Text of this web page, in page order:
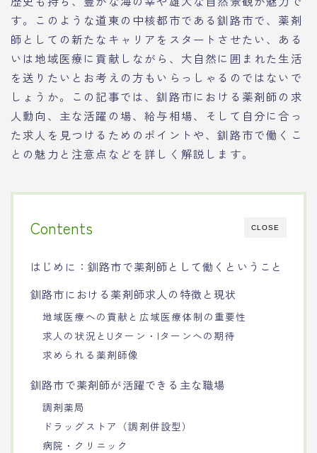
す。このような道東の中核都市である釧路市で、薬剤
師としての新たなキャリアをスタートさせたい、ある
いは地域医療に貢献しながら、大自然に囲まれた生活
を送りたいとお考えの方もいらっしゃるのではないで
しょうか。この記事では、釧路市における薬剤師の求
人動向、主な活躍の場、給与相場、そして自分に合っ
た求人を見つけるためのポイントや、釧路市で働くこ
との魅力と注意点などを詳しく解説します。
CLOSE
Contents
はじめに：釧路市で薬剤師として働くということ
釧路市における薬剤師求人の特徴と現状
地域医療への貢献と広域医療体制の重要性
求人の状況とUターン・Iターンへの期待
求められる薬剤師像
釧路市で薬剤師が活躍できる主な職場
調剤薬局
ドラッグストア（調剤併設型）
病院・クリニック